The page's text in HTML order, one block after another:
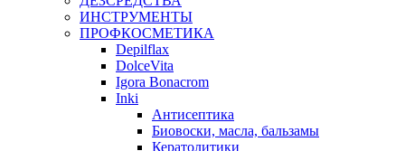
ИНСТРУМЕНТЫ
ПРОФКОСМЕТИКА
Depilflax
DolceVita
Igora Bonacrom
Inki
Антисептика
Биовоски, масла, бальзамы
Кератолитики